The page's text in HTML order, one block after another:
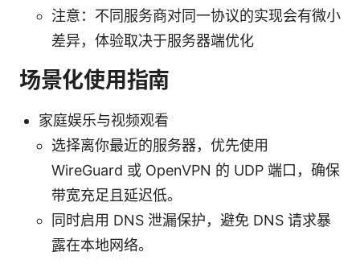
注意：不同服务商对同一协议的实现会有微小
差异，体验取决于服务器端优化
场景化使用指南
家庭娱乐与视频观看
选择离你最近的服务器，优先使用
WireGuard 或 OpenVPN 的 UDP 端口，确保
带宽充足且延迟低。
同时启用 DNS 泄漏保护，避免 DNS 请求暴
露在本地网络。